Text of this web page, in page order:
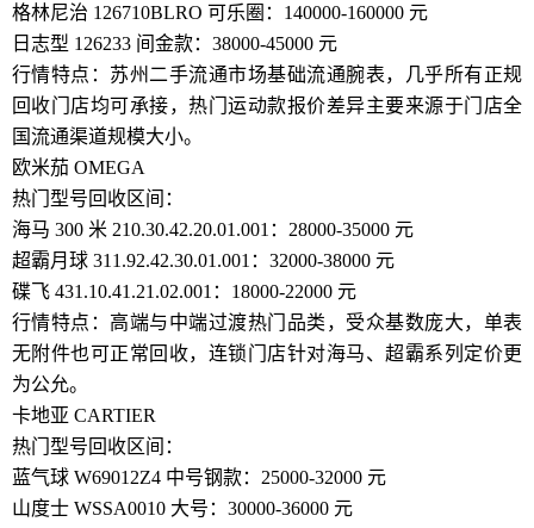
格林尼治 126710BLRO 可乐圈：140000-160000 元
日志型 126233 间金款：38000-45000 元
行情特点：苏州二手流通市场基础流通腕表，几乎所有正规
回收门店均可承接，热门运动款报价差异主要来源于门店全
国流通渠道规模大小。
欧米茄 OMEGA
热门型号回收区间：
海马 300 米 210.30.42.20.01.001：28000-35000 元
超霸月球 311.92.42.30.01.001：32000-38000 元
碟飞 431.10.41.21.02.001：18000-22000 元
行情特点：高端与中端过渡热门品类，受众基数庞大，单表
无附件也可正常回收，连锁门店针对海马、超霸系列定价更
为公允。
卡地亚 CARTIER
热门型号回收区间：
蓝气球 W69012Z4 中号钢款：25000-32000 元
山度士 WSSA0010 大号：30000-36000 元